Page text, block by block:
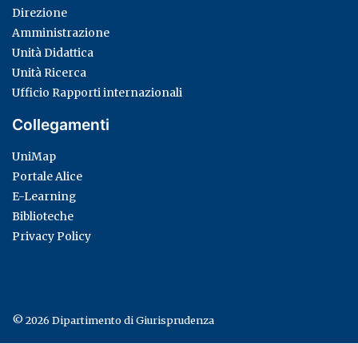
Direzione
Amministrazione
Unità Didattica
Unità Ricerca
Ufficio Rapporti internazionali
Collegamenti
UniMap
Portale Alice
E-Learning
Biblioteche
Privacy Policy
© 2026 Dipartimento di Giurisprudenza